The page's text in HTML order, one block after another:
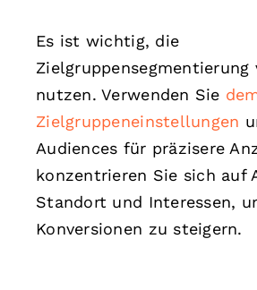
Es ist wichtig, die
Zielgruppensegmentierung
nutzen. Verwenden Sie
Zielgruppeneinstellungen
Audiences für präzisere
konzentrieren Sie sich auf
Standort und Interessen,
Konversionen zu steigern.